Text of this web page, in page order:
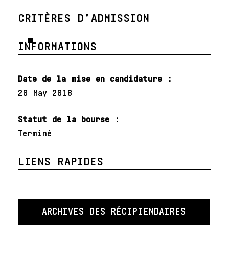
CRITÈRES D’ADMISSION
INFORMATIONS
Date de la mise en candidature :
20 May 2018
Statut de la bourse :
Terminé
LIENS RAPIDES
ARCHIVES DES RÉCIPIENDAIRES